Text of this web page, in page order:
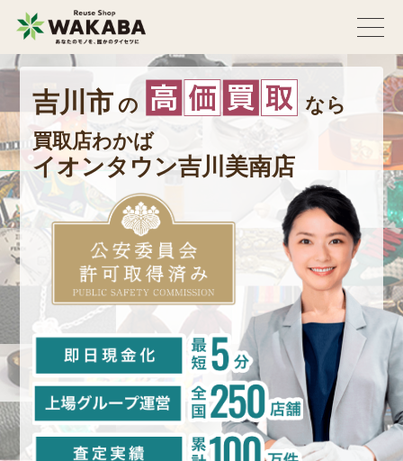
吉川市 の
なら
買取店わかば
イオンタウン吉川美南店